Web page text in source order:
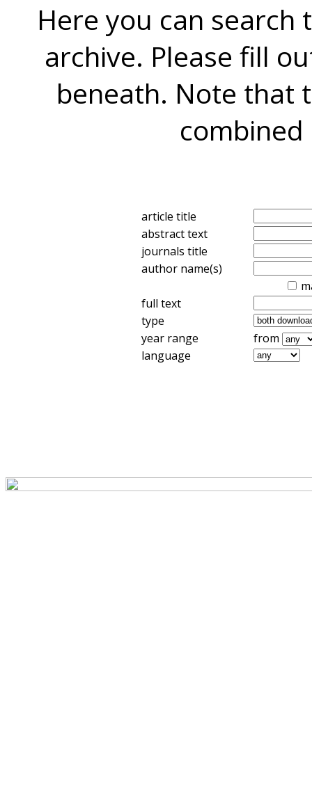
Here you can search
archive. Please fill
beneath. Note that
combined
article title
abstract text
journals title
author name(s)
full text
type
year range
from
language